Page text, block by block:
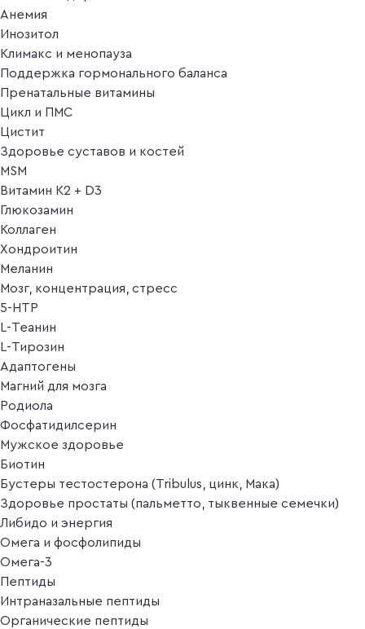
Анемия
Инозитол
Климакс и менопауза
Поддержка гормонального баланса
Пренатальные витамины
Цикл и ПМС
Цистит
Здоровье суставов и костей
MSM
Витамин K2 + D3
Глюкозамин
Коллаген
Хондроитин
Меланин
Мозг, концентрация, стресс
5-HTP
L-Теанин
L-Тирозин
Адаптогены
Магний для мозга
Родиола
Фосфатидилсерин
Мужское здоровье
Биотин
Бустеры тестостерона (Tribulus, цинк, Мака)
Здоровье простаты (пальметто, тыквенные семечки)
Либидо и энергия
Омега и фосфолипиды
Омега-3
Пептиды
Интраназальные пептиды
Органические пептиды